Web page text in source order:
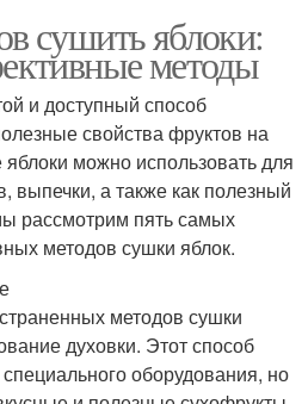
сушить яблоки:
методы
и доступный способ
свойства фруктов на
можно использовать для
выпечки, а также как полезный
рассмотрим пять самых
методов сушки яблок.
методов сушки
духовки. Этот способ
оборудования, но